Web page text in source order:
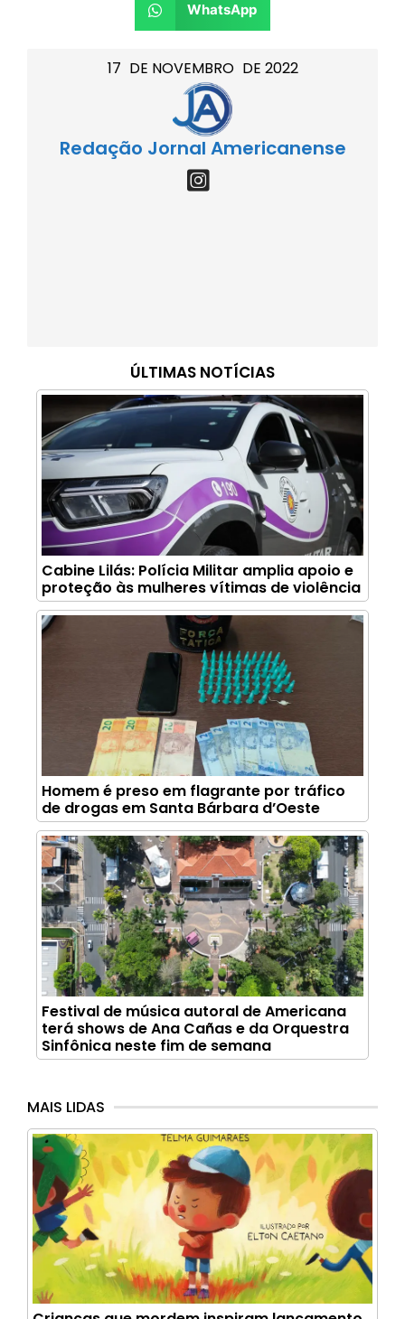
17 DE NOVEMBRO DE 2022
Redação Jornal Americanense
ÚLTIMAS NOTÍCIAS
Cabine Lilás: Polícia Militar amplia apoio e
proteção às mulheres vítimas de violência
Homem é preso em flagrante por tráfico
de drogas em Santa Bárbara d’Oeste
Festival de música autoral de Americana
terá shows de Ana Cañas e da Orquestra
Sinfônica neste fim de semana
WhatsApp
MAIS LIDAS